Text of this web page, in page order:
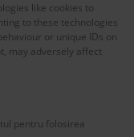
like cookies to
to these technologies
or unique IDs on
may adversely affect
pentru folosirea